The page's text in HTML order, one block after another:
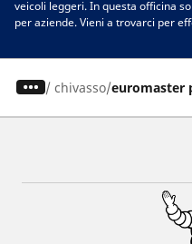
veicoli leggeri. In questa officina
per aziende. Vieni a trovarci per
puoi trovare le marche di
gomme più adatte alle tue
Nexen,Hankook,Goodyear,
e
Euromaster Pneus Center di
appuntamento o richiedi un
/ chivasso euromaster